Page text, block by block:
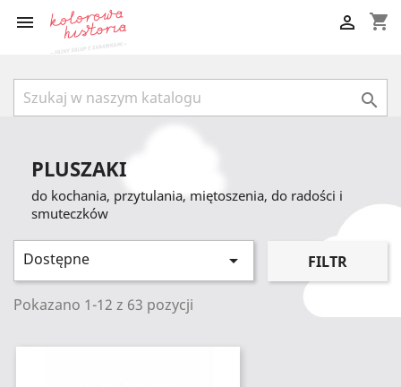
 shopping_cart


PLUSZAKI
do kochania, przytulania, miętoszenia, do radości i
smuteczków
Dostępne  FILTR
Pokazano 1-12 z 63 pozycji